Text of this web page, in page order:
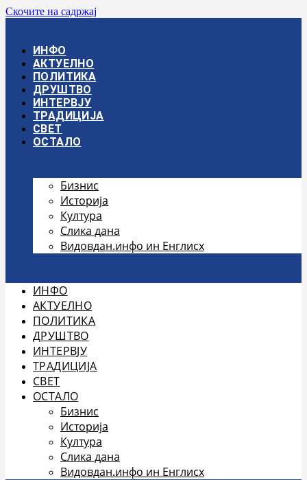
Скочите на садржај
ИНФО
АКТУЕЛНО
ПОЛИТИКА
ДРУШТВО
ИНТЕРВЈУ
ТРАДИЦИЈА
СВЕТ
ОСТАЛО
Бизнис
Историја
Култура
Слика дана
Видовдан.инфо ин Енглисх
ИНФО
АКТУЕЛНО
ПОЛИТИКА
ДРУШТВО
ИНТЕРВЈУ
ТРАДИЦИЈА
СВЕТ
ОСТАЛО
Бизнис
Историја
Култура
Слика дана
Видовдан.инфо ин Енглисх